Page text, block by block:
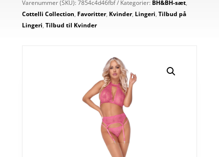
Varenummer (SKU):7854c4d46fbf Kategorier: BH&BH-sæt,
Cottelli Collection, Favoritter, Kvinder, Lingeri, Tilbud på
Lingeri, Tilbud til Kvinder